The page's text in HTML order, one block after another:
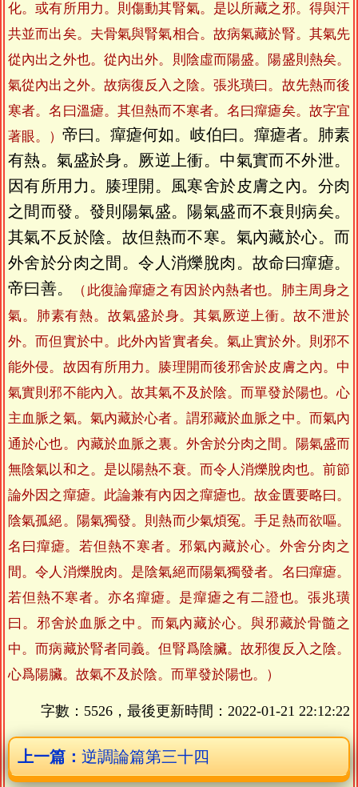
化。或有所用力。則傷動其腎氣。是以所藏之邪。得與汗
共並而出矣。夫骨氣與腎氣相合。故病氣藏於腎。其氣先
從內出之外也。從內出外。則陰虛而陽盛。陽盛則熱矣。
氣從內出之外。故病復反入之陰。張兆璜曰。故先熱而後
寒者。名曰溫瘧。其但熱而不寒者。名曰癉瘧矣。故字宜
著眼。） 帝曰。癉瘧何如。岐伯曰。癉瘧者。肺素
有熱。氣盛於身。厥逆上衝。中氣實而不外泄。
因有所用力。腠理開。風寒舍於皮膚之內。分肉
之間而發。發則陽氣盛。陽氣盛而不衰則病矣。
其氣不反於陰。故但熱而不寒。氣內藏於心。而
外舍於分肉之間。令人消爍脫肉。故命曰癉瘧。
帝曰善。
（此復論癉瘧之有因於內熱者也。肺主周身之
氣。肺素有熱。故氣盛於身。其氣厥逆上衝。故不泄於
外。而但實於中。此外內皆實者矣。氣止實於外。則邪不
能外侵。故因有所用力。腠理開而後邪舍於皮膚之內。中
氣實則邪不能內入。故其氣不及於陰。而單發於陽也。心
主血脈之氣。氣內藏於心者。謂邪藏於血脈之中。而氣內
通於心也。內藏於血脈之裏。外舍於分肉之間。陽氣盛而
無陰氣以和之。是以陽熱不衰。而令人消爍脫肉也。前節
論外因之癉瘧。此論兼有內因之癉瘧也。故金匱要略曰。
陰氣孤絕。陽氣獨發。則熱而少氣煩冤。手足熱而欲嘔。
名曰癉瘧。若但熱不寒者。邪氣內藏於心。外舍分肉之
間。令人消爍脫肉。是陰氣絕而陽氣獨發者。名曰癉瘧。
若但熱不寒者。亦名癉瘧。是癉瘧之有二證也。張兆璜
曰。邪舍於血脈之中。而氣內藏於心。與邪藏於骨髓之
中。而病藏於腎者同義。但腎爲陰臟。故邪復反入之陰。
心爲陽臟。故氣不及於陰。而單發於陽也。）
字數：5526，最後更新時間： 2022-01-21 22:12:22
上一篇： 逆調論篇第三十四